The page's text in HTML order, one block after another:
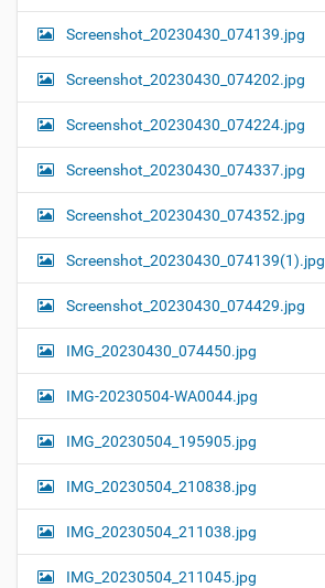
Screenshot_20230430_074139.jpg
Screenshot_20230430_074202.jpg
Screenshot_20230430_074224.jpg
Screenshot_20230430_074337.jpg
Screenshot_20230430_074352.jpg
Screenshot_20230430_074139(1).jpg
Screenshot_20230430_074429.jpg
IMG_20230430_074450.jpg
IMG-20230504-WA0044.jpg
IMG_20230504_195905.jpg
IMG_20230504_210838.jpg
IMG_20230504_211038.jpg
IMG_20230504_211045.jpg